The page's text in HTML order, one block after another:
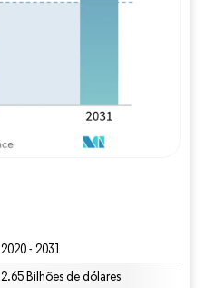
2020 - 2031
2.65 Bilhões de dólares